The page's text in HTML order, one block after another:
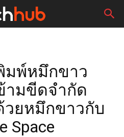
มพ์หมึกขาว
ามขีดจำกัด
ยหมึกขาวกับ
Space